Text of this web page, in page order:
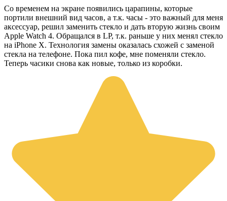
Со временем на экране появились царапины, которые
портили внешний вид часов, а т.к. часы - это важный для меня
аксессуар, решил заменить стекло и дать вторую жизнь своим
Apple Watch 4. Обращался в LP, т.к. раньше у них менял стекло
на iPhone X. Технология замены оказалась схожей с заменой
стекла на телефоне. Пока пил кофе, мне поменяли стекло.
Теперь часики снова как новые, только из коробки.